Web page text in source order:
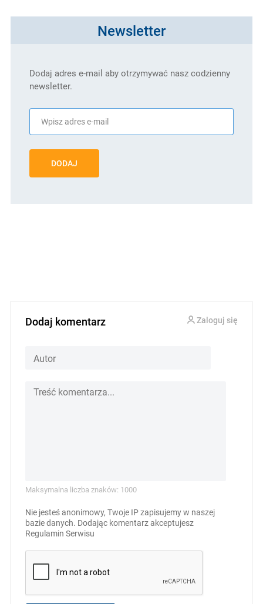
Newsletter
Dodaj adres e-mail aby otrzymywać nasz codzienny
newsletter.
DODAJ
Dodaj komentarz Zaloguj się
Maksymalna liczba znaków: 1000
Nie jesteś anonimowy, Twoje IP zapisujemy w naszej
bazie danych. Dodając komentarz akceptujesz
Regulamin Serwisu